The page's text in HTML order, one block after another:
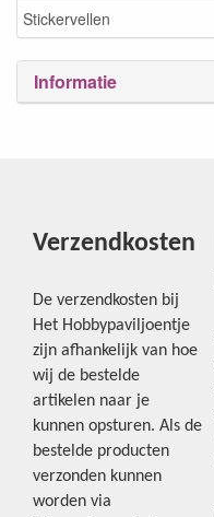
Stickervellen
Informatie
Verzendkosten
De verzendkosten bij
Het Hobbypaviljoentje
zijn afhankelijk van hoe
wij de bestelde
artikelen naar je
kunnen opsturen. Als de
bestelde producten
verzonden kunnen
worden via